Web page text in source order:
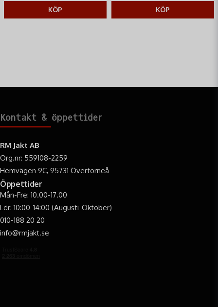
KÖP
lyckad bockjakt
KÖP
Kontakt & öppettider
RM Jakt AB
Org.nr: 559108-2259
Hemvägen 9C, 95731 Övertorneå
Öppettider
Mån-Fre: 10.00-17.00
Lör: 10:00-14:00 (Augusti-Oktober)
010-188 20 20
info@rmjakt.se